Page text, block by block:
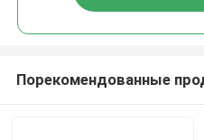
Порекомендованные